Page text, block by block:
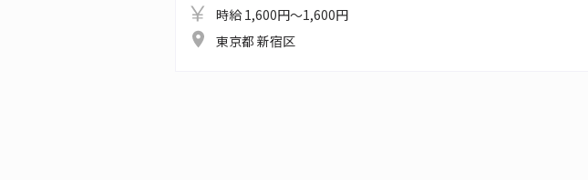
時給 1,600円～1,600円
東京都 新宿区